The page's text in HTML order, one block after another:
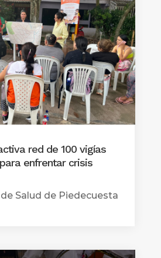
red de 100 vigías
enfrentar crisis
Salud de Piedecuesta